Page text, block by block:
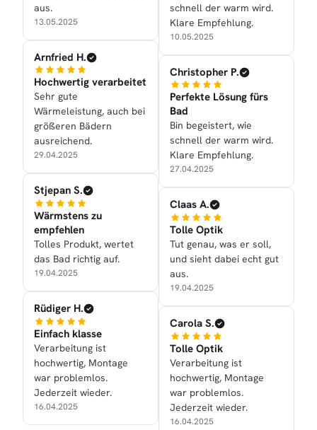
aus.
13.05.2025
Arnfried H.
Hochwertig verarbeitet
Sehr gute
Wärmeleistung, auch bei
größeren Bädern
ausreichend.
29.04.2025
Stjepan S.
Wärmstens zu
empfehlen
Tolles Produkt, wertet
das Bad richtig auf.
19.04.2025
Rüdiger H.
Einfach klasse
Verarbeitung ist
hochwertig, Montage
war problemlos.
Jederzeit wieder.
16.04.2025
schnell der warm wird.
Klare Empfehlung.
10.05.2025
Christopher P.
Perfekte Lösung fürs
Bad
Bin begeistert, wie
schnell der warm wird.
Klare Empfehlung.
27.04.2025
Claas A.
Tolle Optik
Tut genau, was er soll,
und sieht dabei echt gut
aus.
19.04.2025
Carola S.
Tolle Optik
Verarbeitung ist
hochwertig, Montage
war problemlos.
Jederzeit wieder.
16.04.2025